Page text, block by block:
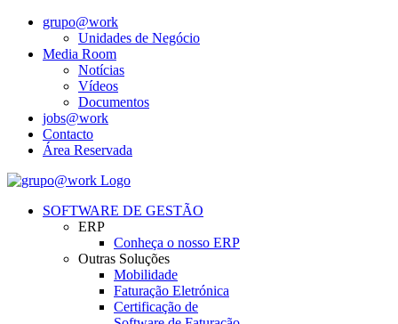
grupo@work
Unidades de Negócio
Media Room
Notícias
Vídeos
Documentos
jobs@work
Contacto
Área Reservada
SOFTWARE DE GESTÃO
ERP
Conheça o nosso ERP
Outras Soluções
Mobilidade
Faturação Eletrónica
Certificação de